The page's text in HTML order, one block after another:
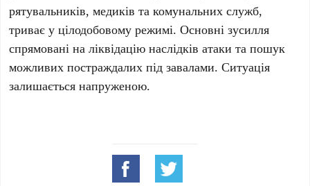
рятувальників, медиків та комунальних служб,
триває у цілодобовому режимі. Основні зусилля
спрямовані на ліквідацію наслідків атаки та пошук
можливих постраждалих під завалами. Ситуація
залишається напруженою.